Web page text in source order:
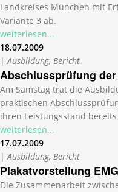
Landkreises München mit
Variante 3 ab.
weiterlesen...
18.07.2009
| Ausbildung, Bericht
Abschlussprüfung
Am Samstag trat die
praktischen
ihren Leistungsstand
weiterlesen...
17.07.2009
| Ausbildung, Bericht
Plakatvorstellung EMG
Die Zusammenarbeit